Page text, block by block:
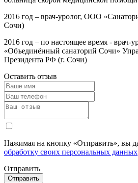
2016 год – врач-уролог, ООО
Сочи)
2016 год – по настоящее время - врач-
«Объединённый санаторий Сочи»
Президента РФ (г. Сочи)
Оставить отзыв
Нажимая на кнопку «Отправить», вы
обработку своих персональных данных
Отправить